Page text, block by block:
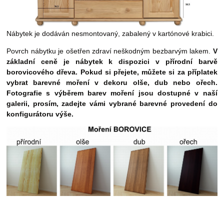
Nábytek je dodáván nesmontovaný, zabalený v kartónové krabici.
Povrch nábytku je ošetřen zdraví neškodným bezbarvým lakem. V
základní ceně je nábytek k dispozici v přírodní barvě
borovicového dřeva. Pokud si přejete, můžete si za příplatek
vybrat barevné mořenív dekoru olše, dub nebo ořech.
Fotografie s výběrem barev moření jsou dostupné v naší
galerii, prosím, zadejte vámi vybrané barevné provedení do
konfigurátoru výše.